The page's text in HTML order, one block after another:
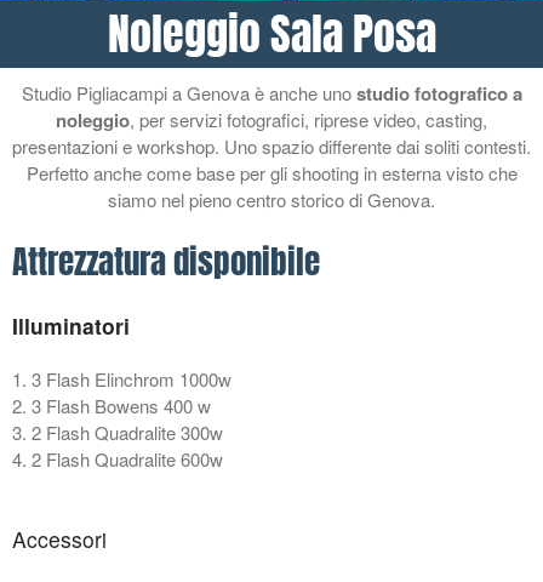
Come velocizzare photoshop
Realizzazione siti web
Fotografia food
Noleggio Sala Posa
Studio Pigliacampi a Genova è anche unostudio fotografico a
noleggio, per servizi fotografici, riprese video, casting,
presentazioni e workshop. Uno spazio differente dai soliti contesti.
Perfetto anche come base per gli shooting in esterna visto che
siamo nel pieno centro storico di Genova.
Attrezzatura disponibile
Illuminatori
1. 3 Flash Elinchrom 1000w
2. 3 Flash Bowens 400 w
3. 2 Flash Quadralite 300w
4. 2 Flash Quadralite 600w
Accessori